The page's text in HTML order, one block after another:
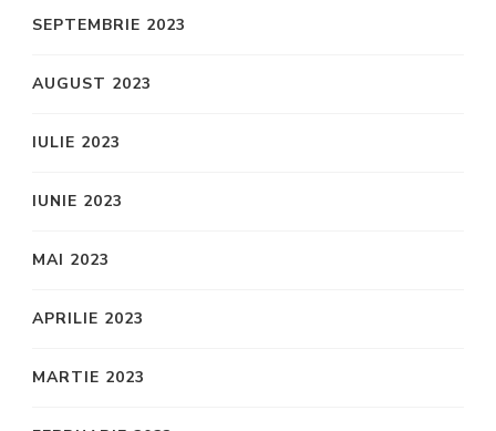
SEPTEMBRIE 2023
AUGUST 2023
IULIE 2023
IUNIE 2023
MAI 2023
APRILIE 2023
MARTIE 2023